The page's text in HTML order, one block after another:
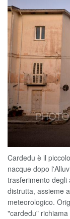
Cardedu è il
nacque dopo
trasferimento degli
distrutta, assieme
meteorologico.
"cardedu"